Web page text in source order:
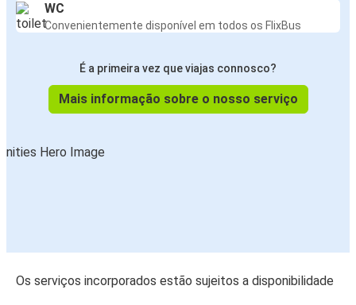
WC
Convenientemente disponível em todos os FlixBus
É a primeira vez que viajas connosco?
Mais informação sobre o nosso serviço
Os serviços incorporados estão sujeitos a disponibilidade